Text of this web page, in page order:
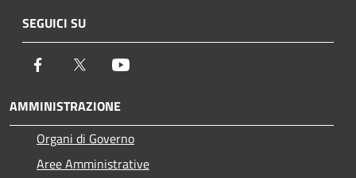
SEGUICI SU
Facebook Twitter
AMMINISTRAZIONE
Organi di Governo
Aree Amministrative